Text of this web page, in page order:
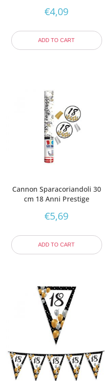
€4,09
ADD TO CART
Cannon Sparacoriandoli 30
cm 18 Anni Prestige
€5,69
ADD TO CART